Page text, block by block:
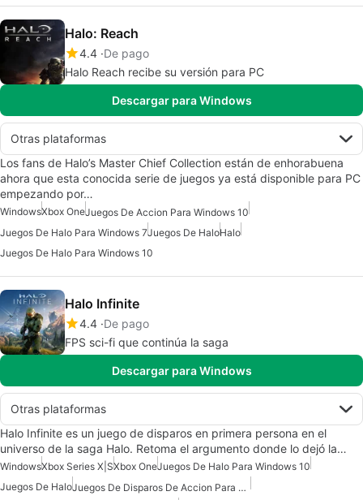
Halo: Reach
4.4 De pago
Halo Reach recibe su versión para PC
Descargar para Windows
Otras plataformas
Los fans de Halo’s Master Chief Collection están de enhorabuena
ahora que esta conocida serie de juegos ya está disponible para PC
empezando por…
WindowsXbox OneJuegos De Accion Para Windows 10
Juegos De Halo Para Windows 7Juegos De HaloHalo
Juegos De Halo Para Windows 10
Halo Infinite
4.4 De pago
FPS sci-fi que continúa la saga
Descargar para Windows
Otras plataformas
Halo Infinite es un juego de disparos en primera persona en el
universo de la saga Halo. Retoma el argumento donde lo dejó la…
WindowsXbox Series X|SXbox OneJuegos De Halo Para Windows 10
Juegos De Halo
Juegos De Disparos De Accion Para Windows